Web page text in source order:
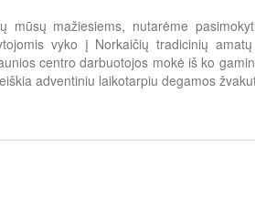
mūsų mažiesiems, nutarėme
vyko į Norkaičių tradicinių
centro darbuotojos mokė iš ko
adventiniu laikotarpiu degamos